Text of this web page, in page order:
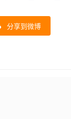
分享到微博